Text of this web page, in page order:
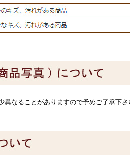
異なることがありますので予めご了承下さ